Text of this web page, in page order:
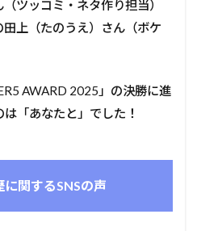
ツッコミ・ネタ作り担当）
上（たのうえ）さん（ボケ
AWARD 2025」の決勝に進
「あなたと」でした！
関するSNSの声